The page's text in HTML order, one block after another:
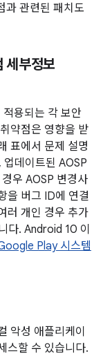
과 관련된 패치도
부정보
용되는 각 보안
약점은 영향을 받
표에서 문제 설명
업데이트된 AOSP
우 AOSP 변경사
을 버그 ID에 연결
러 개인 경우 추가
다. Android 10 이
Play 시스템
악성 애플리케이
스할 수 있습니다.